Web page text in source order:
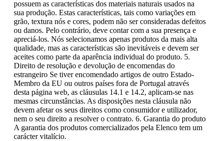
possuem as características dos materiais naturais usados na
sua produção. Estas características, tais como variações em
grão, textura nós e cores, podem não ser consideradas defeitos
ou danos. Pelo contrário, deve contar com a sua presença e
apreciá-los. Nós selecionamos apenas produtos da mais alta
qualidade, mas as características são inevitáveis e devem ser
aceites como parte da aparência individual do produto. 5.
Direito de resolução e devolução de encomendas do
estrangeiro Se tiver encomendado artigos de outro Estado-
Membro da EU ou outros países fora de Portugal através
desta página web, as cláusulas 14.1 e 14.2, aplicam-se nas
mesmas circunstâncias. As disposições nesta cláusula não
devem afetar os seus direitos como consumidor e utilizador,
nem o seu direito a resolver o contrato. 6. Garantia do produto
A garantia dos produtos comercializados pela Elenco tem um
carácter vitalício.